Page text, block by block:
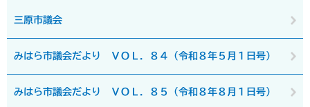
三原市議会
みはら市議会だより ＶＯＬ．８４（令和８年５月１日号）
みはら市議会だより ＶＯＬ．８５（令和８年８月１日号）